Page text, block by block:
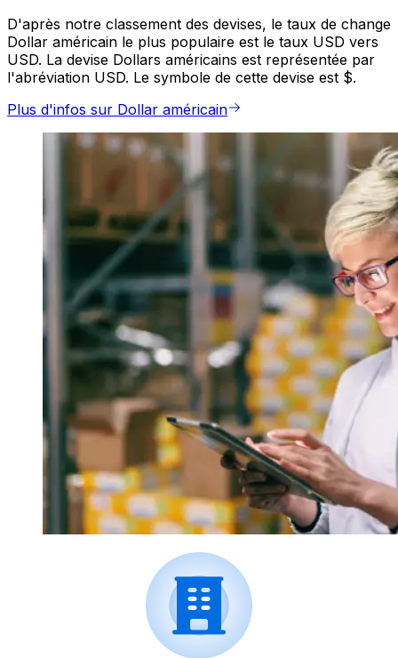
D'après notre classement des devises, le taux de change
Dollar américain le plus populaire est le taux USD vers
USD. La devise Dollars américains est représentée par
l'abréviation USD. Le symbole de cette devise est $.
Plus d'infos sur Dollar américain